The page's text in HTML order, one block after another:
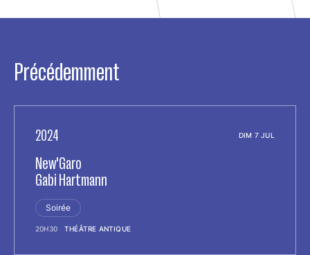
Précédemment
2024 DIM 7 JUL
New'Garo
Gabi Hartmann
Soirée
20H30 THÉÂTRE ANTIQUE